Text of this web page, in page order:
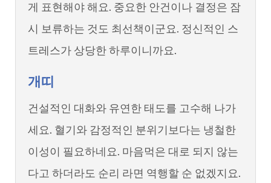
게 표현해야 해요. 중요한 안건이나 결정은 잠
시 보류하는 것도 최선책이군요. 정신적인 스
트레스가 상당한 하루이니까요.
개띠
건설적인 대화와 유연한 태도를 고수해 나가
세요. 혈기와 감정적인 분위기보다는 냉철한
이성이 필요하네요. 마음먹은 대로 되지 않는
다고 하더라도 순리 라면 역행할 순 없겠지요.